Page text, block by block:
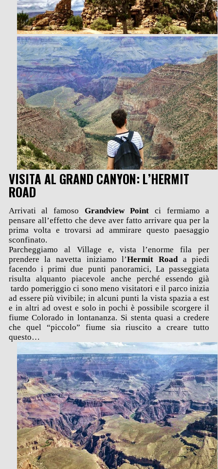
VISITA AL GRAND CANYON: L’HERMIT
ROAD
Arrivati al famoso Grandview Point ci fermiamo a
pensare all’effetto che deve aver fatto arrivare qua per la
prima volta e trovarsi ad ammirare questo paesaggio
sconfinato.
Parcheggiamo al Village e, vista l’enorme fila per
prendere la navetta iniziamo l’Hermit Roada piedi
facendo i primi due punti panoramici, La passeggiata
risulta alquanto piacevole anche perché essendo già
tardo pomeriggio ci sono meno visitatori e il parco inizia
ad essere più vivibile; in alcuni punti la vista spazia a est
e in altri ad ovest e solo in pochi è possibile scorgere il
fiume Colorado in lontananza. Si stenta quasi a credere
che quel “piccolo” fiume sia riuscito a creare tutto
questo…